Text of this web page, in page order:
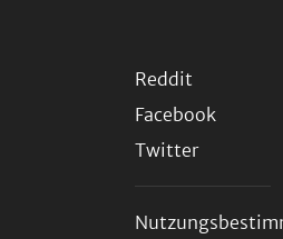
Reddit
Facebook
Twitter